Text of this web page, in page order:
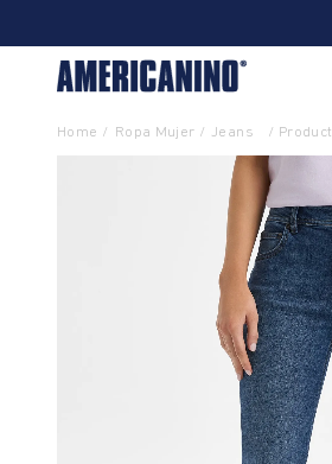
10%
Ropa Mujer Jeans